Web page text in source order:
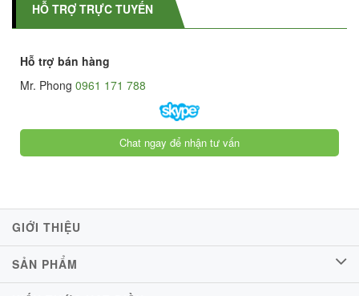
HỖ TRỢ TRỰC TUYẾN
Hỗ trợ bán hàng
Mr. Phong 0961 171 788
Chat ngay để nhận tư vấn
GIỚI THIỆU
SẢN PHẨM